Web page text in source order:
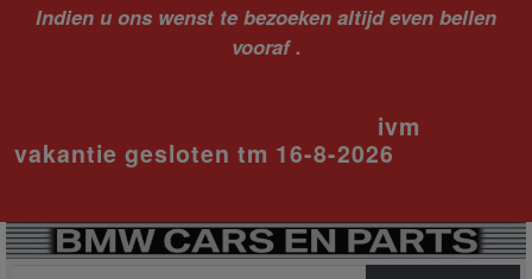
Indien u ons wenst te bezoeken altijd even bellen
vooraf .
ivm
vakantie gesloten tm 16-8-2026